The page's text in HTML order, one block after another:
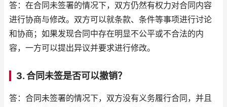
答：在合同未签署的情况下，双方仍然有权力对合同内容
进行协商与修改。双方可以就条款、条件等事项进行讨论
和协商；如果发现合同中存在明显不公平或不合法的内
容，一方可以提出异议并要求进行修改。
3. 合同未签是否可以撤销？
答：合同未签署的情况下，双方没有义务履行合同，并且